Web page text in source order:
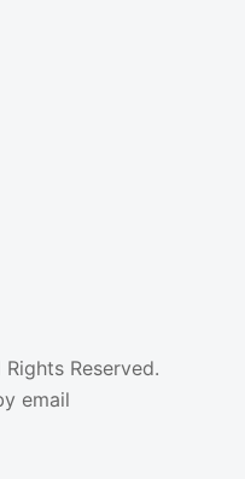
Rights Reserved.
email